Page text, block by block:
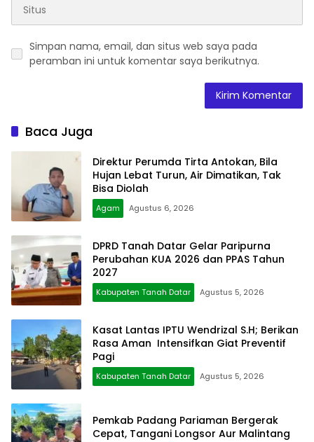
Simpan nama, email, dan situs web saya pada
peramban ini untuk komentar saya berikutnya.
Baca Juga
Direktur Perumda Tirta Antokan, Bila
Hujan Lebat Turun, Air Dimatikan, Tak
Bisa Diolah
Agam Agustus 6, 2026
DPRD Tanah Datar Gelar Paripurna
Perubahan KUA 2026 dan PPAS Tahun
2027
Kabupaten Tanah Datar Agustus 5, 2026
Kasat Lantas IPTU Wendrizal S.H; Berikan
Rasa Aman Intensifkan Giat Preventif
Pagi
Kabupaten Tanah Datar Agustus 5, 2026
Pemkab Padang Pariaman Bergerak
Cepat, Tangani Longsor Aur Malintang